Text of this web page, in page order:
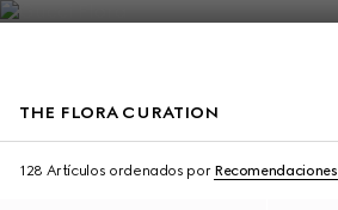
THE FLORA CURATION
128 Artículos ordenados por Recomendaciones